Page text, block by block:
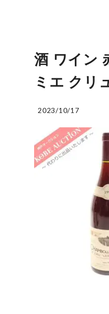
酒 ワイン
ミエ クリ
2023/10/17